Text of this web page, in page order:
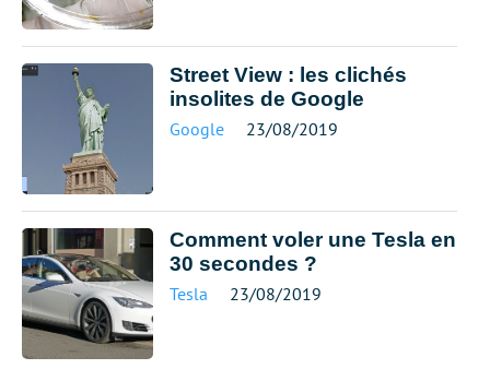
Street View : les clichés
insolites de Google
Google 23/08/2019
Comment voler une Tesla en
30 secondes ?
Tesla 23/08/2019